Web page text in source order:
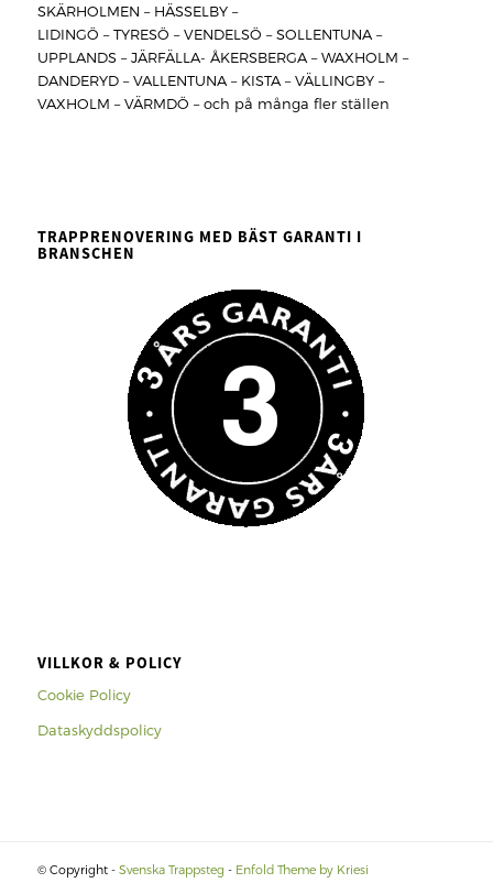
SKÄRHOLMEN – HÄSSELBY –
LIDINGÖ – TYRESÖ – VENDELSÖ – SOLLENTUNA –
UPPLANDS – JÄRFÄLLA- ÅKERSBERGA – WAXHOLM –
DANDERYD – VALLENTUNA – KISTA – VÄLLINGBY –
VAXHOLM – VÄRMDÖ – och på många fler ställen
TRAPPRENOVERING MED BÄST GARANTI I
BRANSCHEN
VILLKOR & POLICY
Cookie Policy
Dataskyddspolicy
© Copyright - Svenska Trappsteg - Enfold Theme by Kriesi